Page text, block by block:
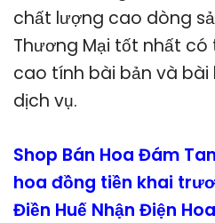
chất lượng cao dòng
Thương Mại tốt nhất
cao tính bài bản và
dịch vụ.
Shop Bán Hoa Đám
hoa đồng tiền khai
Điền Huế Nhận Điện